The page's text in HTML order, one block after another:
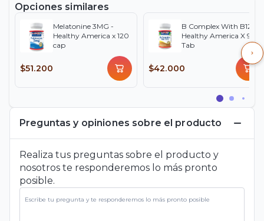
Opciones similares
Melatonine 3MG -
Healthy America x 120
cap
$51.200
B Complex With B12 -
Healthy America X 90
Tab
$42.000
Preguntas y opiniones sobre el producto
Realiza tus preguntas sobre el producto y
nosotros te responderemos lo más pronto
posible.